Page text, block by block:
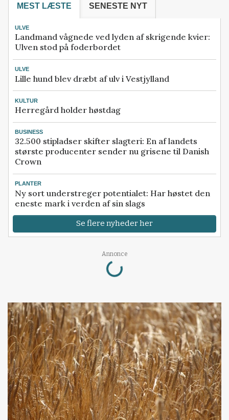
MEST LÆSTE SENESTE NYT
ULVE
Landmand vågnede ved lyden af skrigende kvier:
Ulven stod på foderbordet
ULVE
Lille hund blev dræbt af ulv i Vestjylland
KULTUR
Herregård holder høstdag
BUSINESS
32.500 stipladser skifter slagteri: En af landets
største producenter sender nu grisene til Danish
Crown
PLANTER
Ny sort understreger potentialet: Har høstet den
eneste mark i verden af sin slags
Se flere nyheder her
Annonce
Loading...